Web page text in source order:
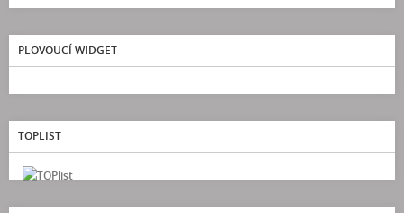
PLOVOUCÍ WIDGET
TOPLIST